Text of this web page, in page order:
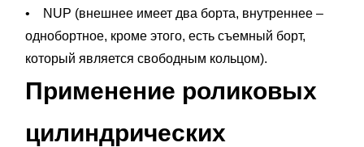
• NUP (внешнее имеет два борта, внутреннее –
однобортное, кроме этого, есть съемный борт,
который является свободным кольцом).
Применение роликовых
цилиндрических